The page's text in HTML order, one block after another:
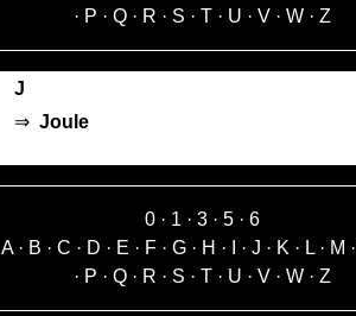
· P ·Q · R · S ·T · U ·V ·W ·Z
J
⇒ Joule
0 · 1 ·3 ·5 ·6
A· B · C · D · E · F· G· H · · J · K · L· M ·
· P ·Q · R · S ·T · U ·V ·W ·Z